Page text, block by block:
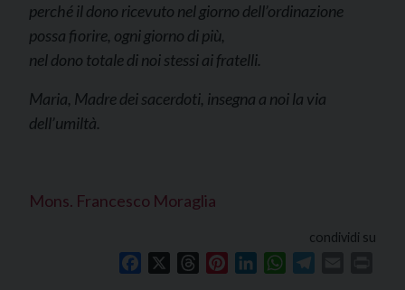
perché il dono ricevuto nel giorno dell’ordinazione
possa fiorire, ogni giorno di più,
nel dono totale di noi stessi ai fratelli.
Maria, Madre dei sacerdoti, insegna a noi la via
dell’umiltà.
Mons. Francesco Moraglia
condividi su
Facebook ThreadsPinterestLinkedInWhatsApp